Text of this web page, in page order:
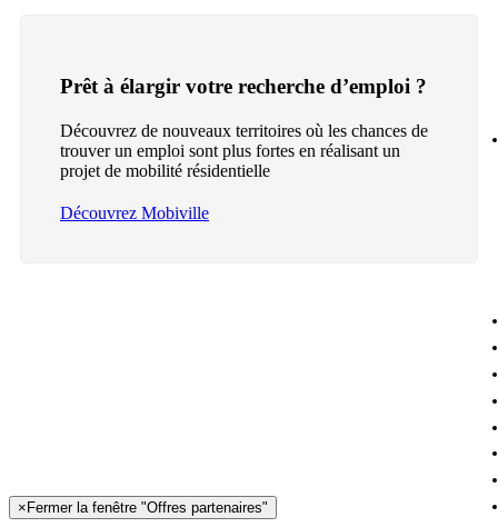
Prêt à élargir votre recherche d’emploi ?
Découvrez de nouveaux territoires où les chances de
trouver un emploi sont plus fortes en réalisant un
projet de mobilité résidentielle
Découvrez Mobiville
× Fermer la fenêtre "Offres partenaires"